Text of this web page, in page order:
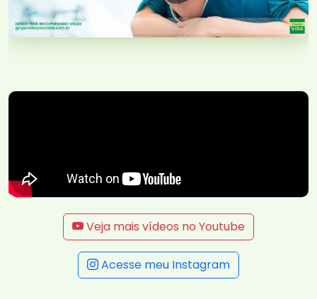
Veja mais vídeos no Youtube
Acesse meu Instagram